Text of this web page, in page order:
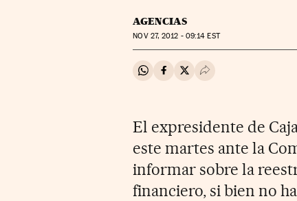
AGENCIAS
NOV27, 2012 - 09:14 EST
Compartir en Whatsapp
Compartir en Facebook
Compartir en Twitter
Desplegar Redes
El expresidente de
este martes ante la
informar sobre la
financiero, si bien no